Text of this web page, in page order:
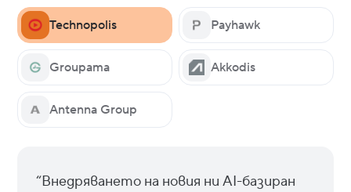
Technopolis Payhawk
Groupama Akkodis
Antenna Group
“Внедряването на новия ни AI-базиран